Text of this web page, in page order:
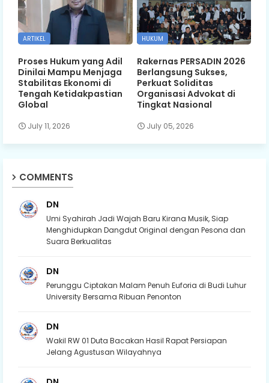
ARTIKEL
Proses Hukum yang Adil
Dinilai Mampu Menjaga
Stabilitas Ekonomi di
Tengah Ketidakpastian
Global
July 11, 2026
HUKUM
Rakernas PERSADIN 2026
Berlangsung Sukses,
Perkuat Soliditas
Organisasi Advokat di
Tingkat Nasional
July 05, 2026
COMMENTS
DN
Umi Syahirah Jadi Wajah Baru Kirana Musik, Siap
Menghidupkan Dangdut Original dengan Pesona dan
Suara Berkualitas
DN
Perunggu Ciptakan Malam Penuh Euforia di Budi Luhur
University Bersama Ribuan Penonton
DN
Wakil RW 01 Duta Bacakan Hasil Rapat Persiapan
Jelang Agustusan Wilayahnya